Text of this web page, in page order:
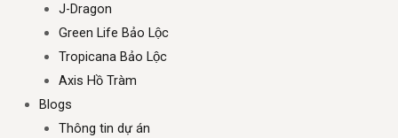
J-Dragon
Green Life Bảo Lộc
Tropicana Bảo Lộc
Axis Hồ Tràm
Blogs
Thông tin dự án